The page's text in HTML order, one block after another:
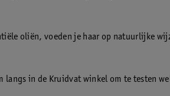
oliën, voeden je haar op natuurlijke
langs in de Kruidvat winkel om te testen